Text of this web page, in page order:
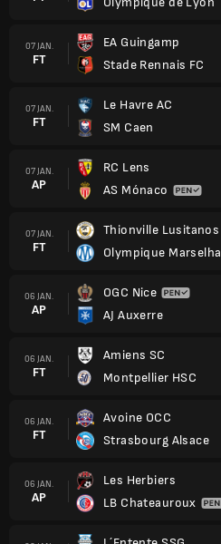
07 JAN.
FT
EA Guingamp
Stade Rennais FC
07 JAN.
FT
Le Havre AC
SM Caen
07 JAN.
AP
RC Lens
AS Mónaco
07 JAN.
FT
Thionville Lusitanos
Olympique Marselha
06 JAN.
AP
OGC Nice
AJ Auxerre
06 JAN.
FT
Amiens SC
Montpellier HSC
06 JAN.
FT
Avoine OCC
Strasbourg Alsace
06 JAN.
AP
Les Herbiers
LB Chateauroux